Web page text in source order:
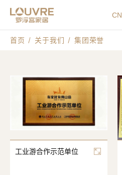
CN
首页 关于我们 集团荣誉
工业游合作示范单位